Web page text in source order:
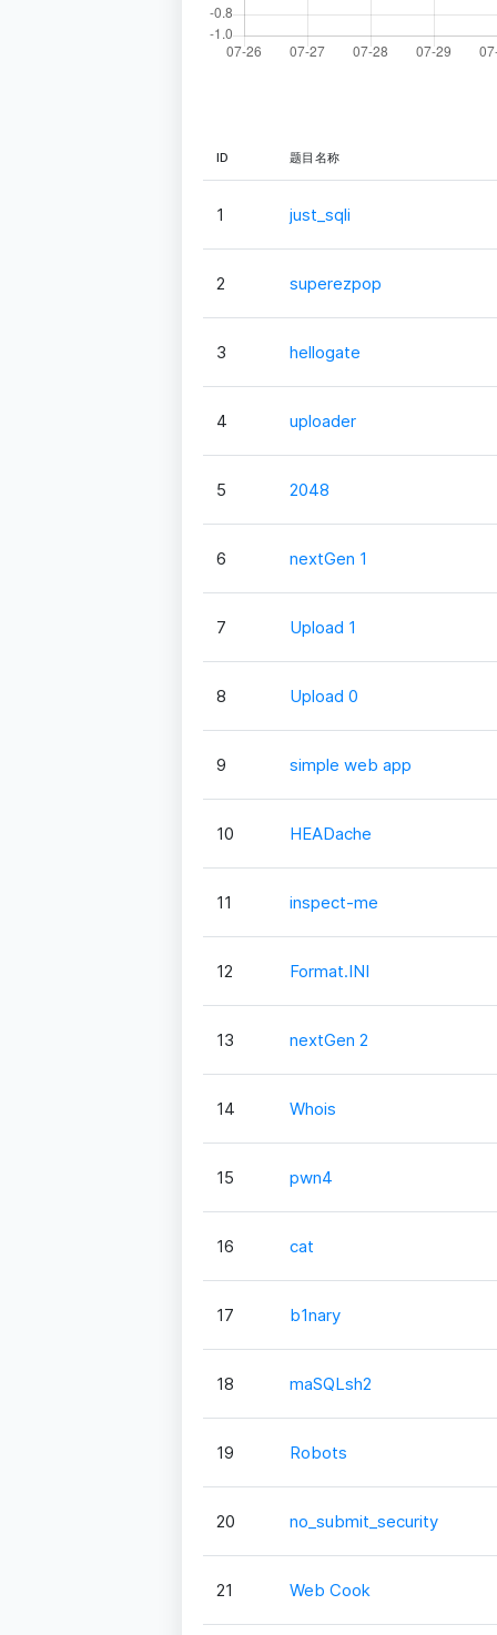
ID 题目名称
1 just_sqli
2 superezpop
3 hellogate
4 uploader
5 2048
6 nextGen 1
7 Upload 1
8 Upload 0
9 simple web app
10 HEADache
11 inspect-me
12 Format.INI
13 nextGen 2
14 Whois
15 pwn4
16 cat
17 b1nary
18 maSQLsh2
19 Robots
20 no_submit_security
21 Web Cook